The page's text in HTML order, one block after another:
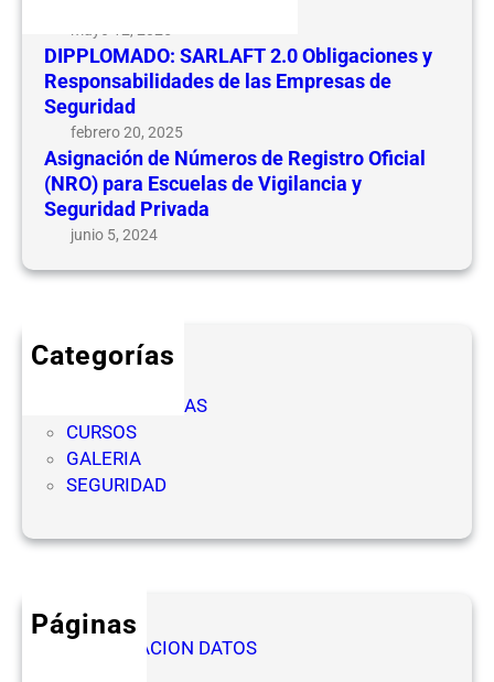
DIPPLOMADO: SARLAFT 2.0 Obligaciones y
Responsabilidades de las Empresas de
Seguridad
febrero 20, 2025
Asignación de Números de Registro Oficial
(NRO) para Escuelas de Vigilancia y
Seguridad Privada
junio 5, 2024
Categorías
COMPETENCIAS
CURSOS
GALERIA
SEGURIDAD
Páginas
AUTORIZACION DATOS